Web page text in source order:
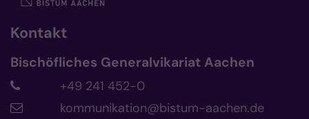
Kontakt
Bischöfliches Generalvikariat Aachen
+49 241 452-0
kommunikation@bistum-aachen.de